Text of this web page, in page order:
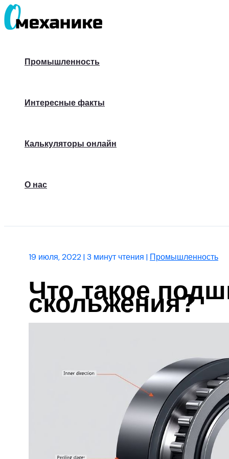
Перейти
к
Промышленность
Интересные факты
Калькуляторы онлайн
О нас
19 июля, 2022|3 минут чтения | Промышленность
Что такое
скольжения?